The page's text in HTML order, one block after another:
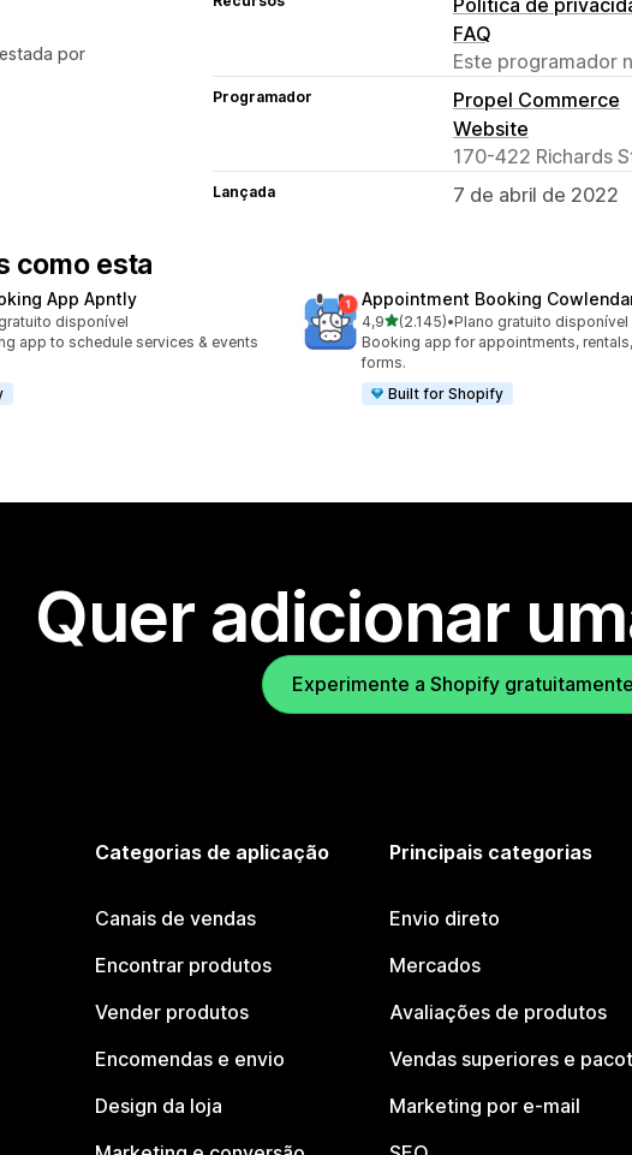
por
FAQ
Este programador
Programador
Propel Commerce
Website
170-422 Richards
Lançada 7 de abril de 2022
como esta
App Apntly
disponível
app to schedule services & events
Appointment Booking
4,9de 5 estrelas
(2.145)
2145 total de avaliações
•Plano gratuito disponível
Booking app for appointments,
forms.
Built for Shopify
Quer adicionar
Experimente a Shopify
Categorias de aplicação
Canais de vendas
Encontrar produtos
Vender produtos
Encomendas e envio
Design da loja
Principais categorias
Envio direto
Mercados
Avaliações de produtos
Vendas superiores e
Marketing por e-mail